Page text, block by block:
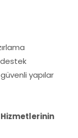
yapılar